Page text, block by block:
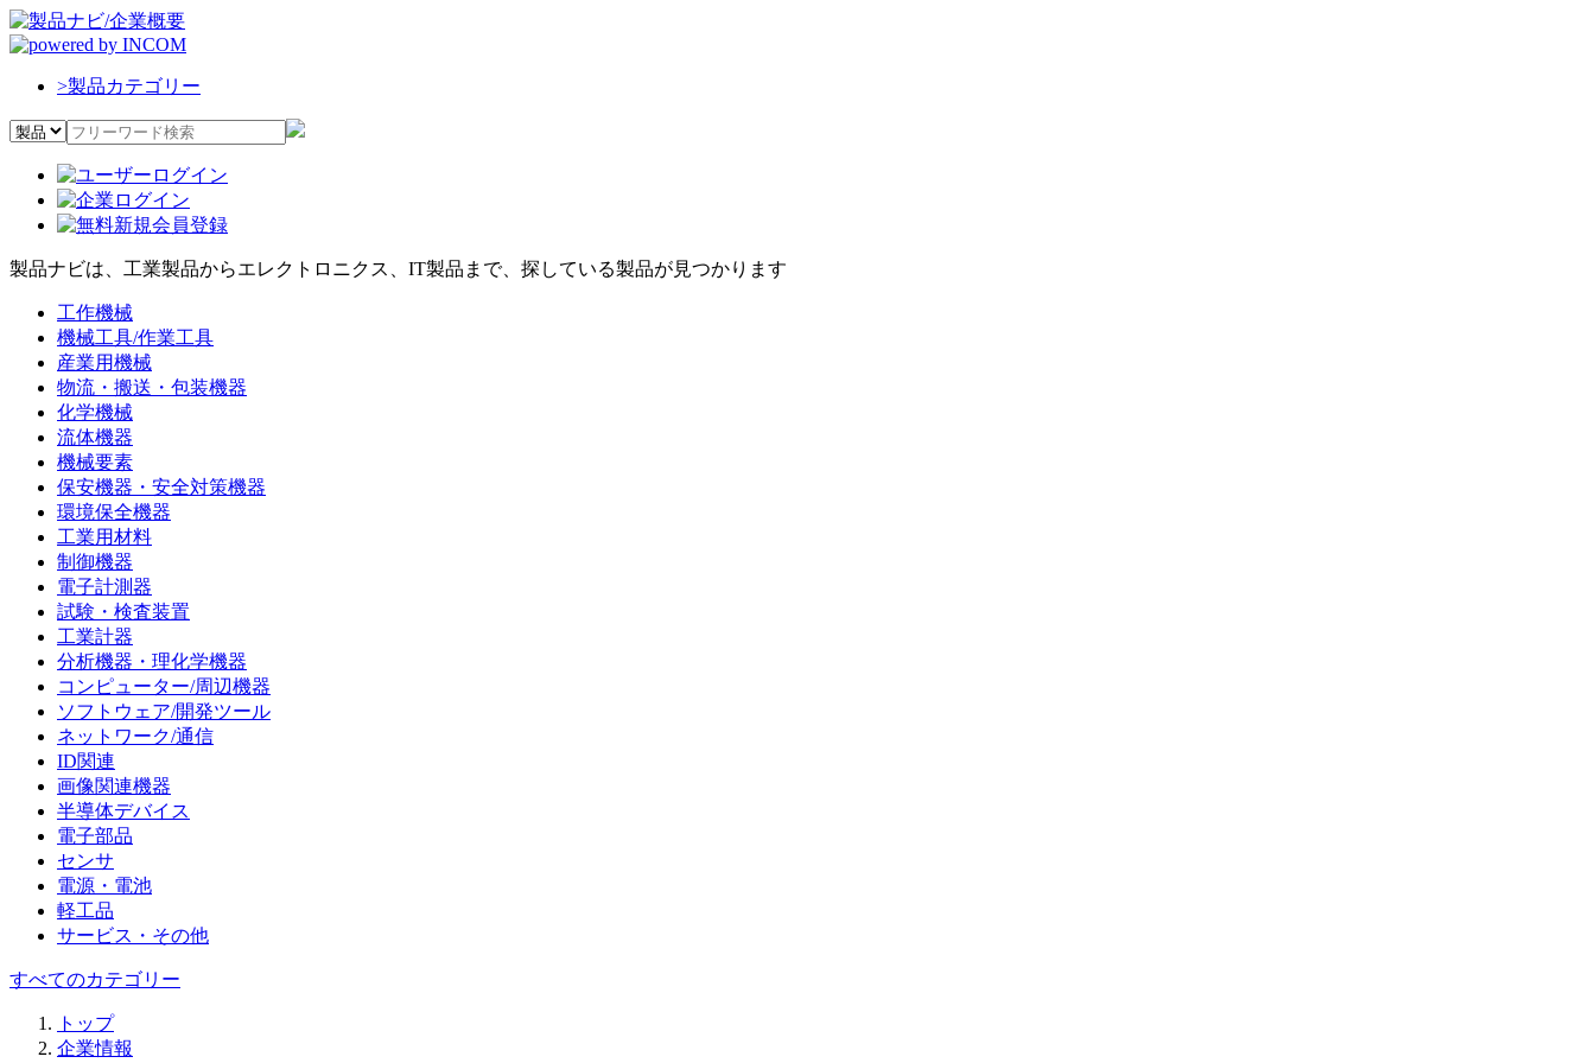
>製品カテゴリー
製品ナビは、工業製品からエレクトロニクス、IT製品まで、探している製品が見つかります
工作機械
機械工具/作業工具
産業用機械
物流・搬送・包装機器
化学機械
流体機器
機械要素
保安機器・安全対策機器
環境保全機器
工業用材料
制御機器
電子計測器
試験・検査装置
工業計器
分析機器・理化学機器
コンピューター/周辺機器
ソフトウェア/開発ツール
ネットワーク/通信
ID関連
画像関連機器
半導体デバイス
電子部品
センサ
電源・電池
軽工品
サービス・その他
すべてのカテゴリー
トップ
企業情報